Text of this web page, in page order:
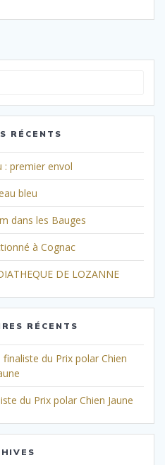
:
RÉCENTS
: premier envol
bleu
dans les Bauges
à Cognac
DE LOZANNE
RÉCENTS
finaliste du Prix polar Chien
du Prix polar Chien Jaune